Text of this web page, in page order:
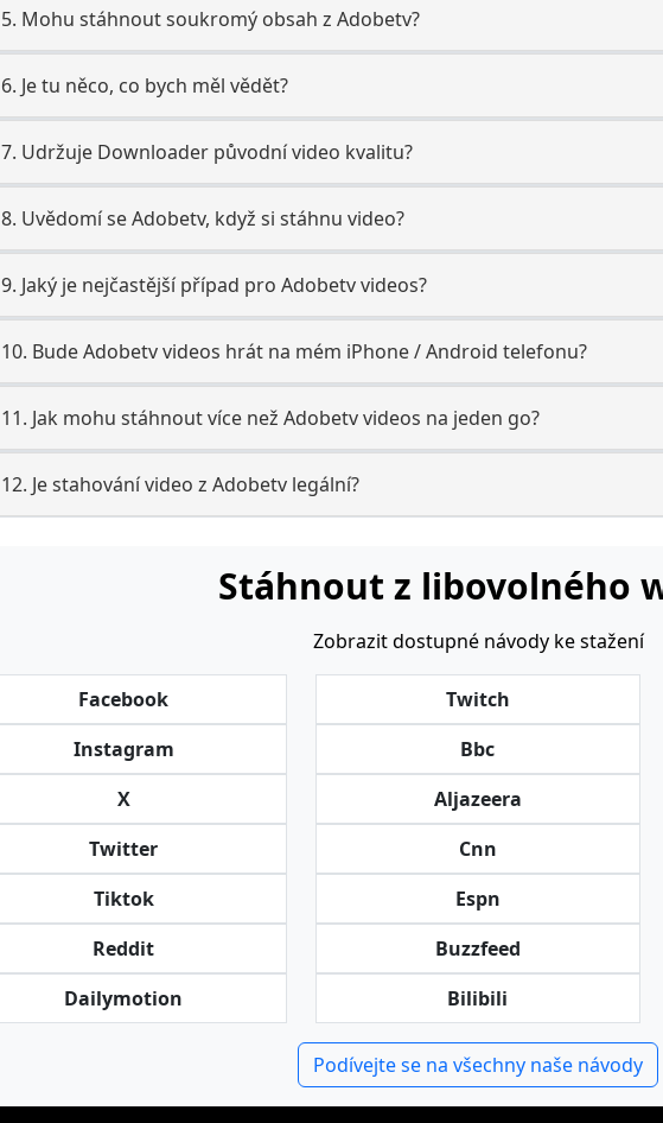
5. Mohu stáhnout soukromý obsah z Adobetv?
6. Je tu něco, co bych měl vědět?
7. Udržuje Downloader původní video kvalitu?
8. Uvědomí se Adobetv, když si stáhnu video?
9. Jaký je nejčastější případ pro Adobetv videos?
10. Bude Adobetv videos hrát na mém iPhone / Android telefonu?
11. Jak mohu stáhnout více než Adobetv videos na jeden go?
12. Je stahování video z Adobetv legální?
Stáhnout z libovolného
Zobrazit dostupné návody ke stažení
Facebook
Instagram
X
Twitter
Tiktok
Reddit
Dailymotion
Twitch
Bbc
Aljazeera
Cnn
Espn
Buzzfeed
Bilibili
Podívejte se na všechny naše návody